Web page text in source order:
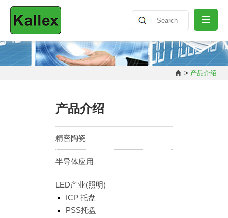
公司介绍
产品介绍
知识分享
联络我们
> 产品介绍
产品介绍
精密陶瓷
半导体应用
LED产业(照明)
ICP 托盘
PSS托盘